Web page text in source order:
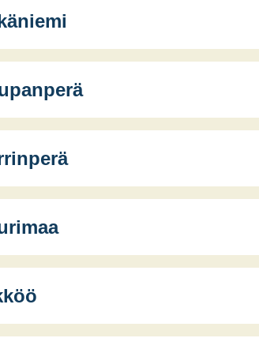
Palo­kos­ken Kyläyh­dis­tys
— Pit­kä­nie­men kyläyh­dis­tys